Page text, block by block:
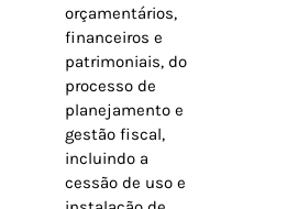
orçamentários,
financeiros e
patrimoniais, do
processo de
planejamento e
gestão fiscal,
incluindo a
cessão de uso e